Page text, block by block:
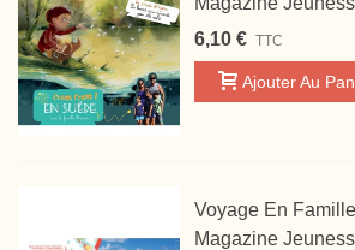
6,10 € TTC
Ajouter Au
Voyage En Famille
Magazine